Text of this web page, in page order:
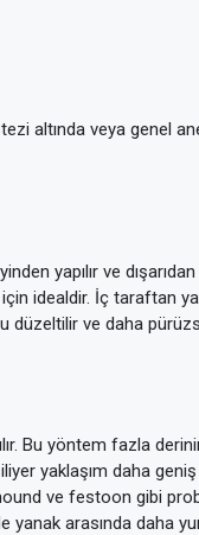
altında veya genel
yapılır ve
idealdir. İç taraftan
düzeltilir ve daha
Bu yöntem fazla
yaklaşım daha
ve festoon gibi
yanak arasında